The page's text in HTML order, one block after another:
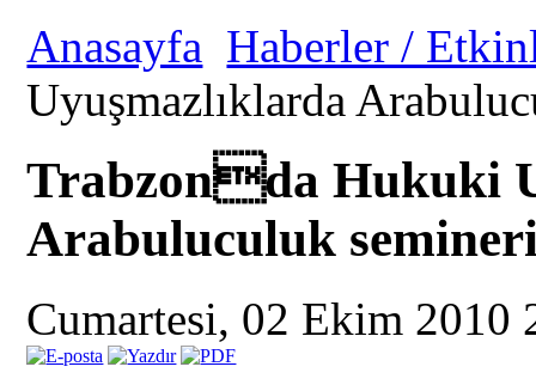
Anasayfa Haberler /
Uyuşmazlıklarda
Trabzonda Hukuki
Arabuluculuk semineri
Cumartesi, 02 Ekim 2010